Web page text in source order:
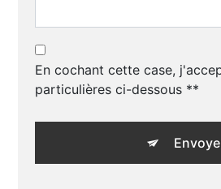
En cochant cette case,
particulières ci-dessous **